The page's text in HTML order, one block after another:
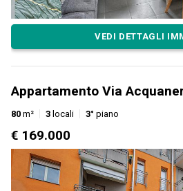
VEDI DETTAGLI
Appartamento Via
80 m² 3 locali 3° piano
€ 169.000